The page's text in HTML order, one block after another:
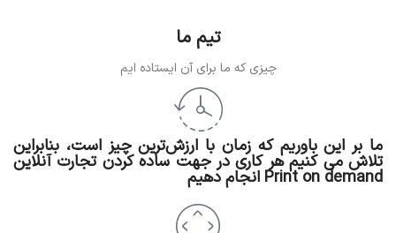
تیم ما
چیزی که ما برای آن ایستاده ایم
ما بر این باوریم که زمان با ارزش‌ترین چیز است، بنابراین
تلاش می کنیم هر کاری در جهت ساده کردن تجارت آنلاین
Print on demand انجام دهیم